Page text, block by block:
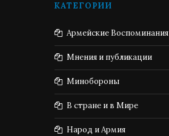
КАТЕГОРИИ
Армейские Воспоминания
Мнения и публикации
Минобороны
В стране и в Мире
Народ и Армия